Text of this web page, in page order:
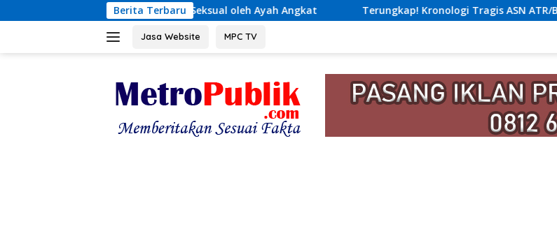
ke
Berita Terbaru
Seksual oleh Ayah Angkat Terungkap! Kronologi Tragis ASN ATR/BPN Nias Tewas Lompat
Jasa Website MPC TV